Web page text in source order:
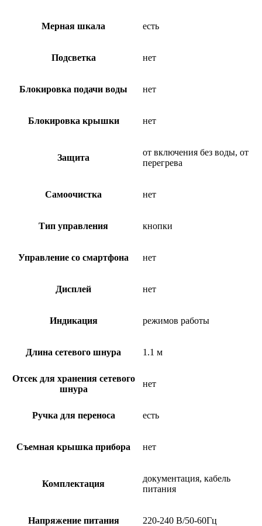
Мерная шкала есть
Подсветка нет
Блокировка подачи воды нет
Блокировка крышки нет
Защита
от включения без воды, от
перегрева
Самоочистка нет
Тип управления кнопки
Управление со смартфона нет
Дисплей нет
Индикация режимов работы
Длина сетевого шнура 1.1 м
Отсек для хранения сетевого
шнура
нет
Ручка для переноса есть
Съемная крышка прибора нет
Комплектация
документация, кабель
питания
Напряжение питания 220-240 В/50-60Гц